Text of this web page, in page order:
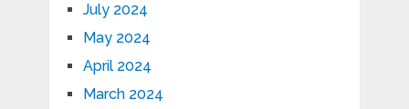
July 2024
May 2024
April 2024
March 2024